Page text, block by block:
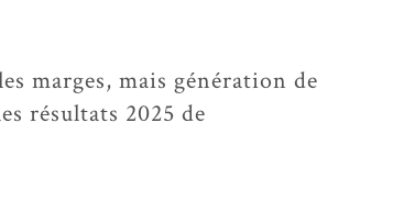
marges, mais génération de
résultats 2025 de